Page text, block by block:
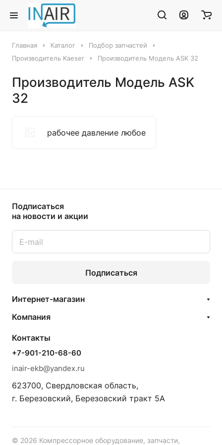
Главная Каталог
Подбор запчастей
Производитель Kaeser
Производитель Модель ASK 32
Производитель Модель ASK
32
рабочее давление любое
Подписаться
на новости и акции
Подписаться
Интернет-магазин
Компания
Контакты
+7-901-210-68-60
inair-ekb@yandex.ru
623700, Свердловская область,
г. Березовский, Березовский тракт 5А
© 2026 Компрессорное оборудование, запчасти,